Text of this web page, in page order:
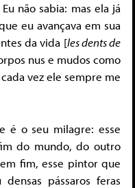
não sabia: mas ela já
eu avançava em sua
da vida [les dents de
nus e mudos como
vez ele sempre me
é o seu milagre: esse
do mundo, do outro
fim, esse pintor que
pássaros feras